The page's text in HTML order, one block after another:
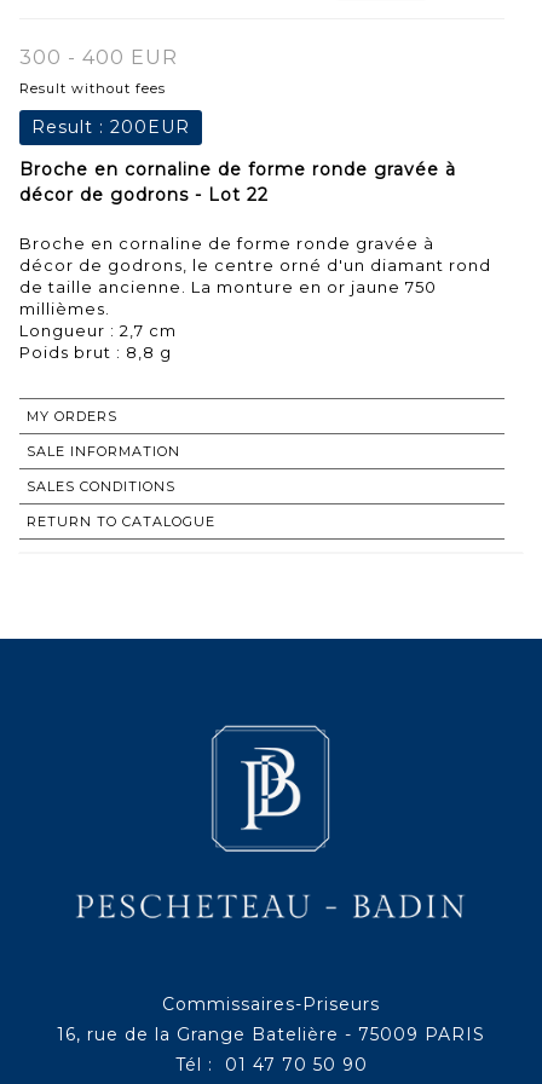
300 - 400 EUR
Result without fees
Result : 200EUR
Broche en cornaline de forme ronde gravée à
décor de godrons - Lot 22
Broche en cornaline de forme ronde gravée à
décor de godrons, le centre orné d'un diamant rond
de taille ancienne. La monture en or jaune 750
millièmes.
Longueur : 2,7 cm
MY ORDERS
SALE INFORMATION
SALES CONDITIONS
RETURN TO CATALOGUE
Commissaires-Priseurs
16, rue de la Grange Batelière - 75009 PARIS
Tél : 01 47 70 50 90